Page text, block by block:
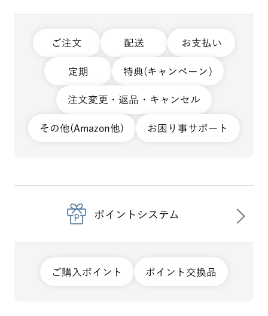
ご注文 配送 お支払い
定期 特典(キャンペーン)
注文変更・返品・キャンセル
その他(Amazon他) お困り事サポート
ポイントシステム
ご購入ポイント ポイント交換品